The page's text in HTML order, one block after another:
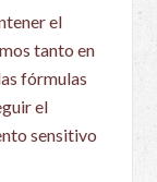
el
tanto en
fórmulas
el
sensitivo